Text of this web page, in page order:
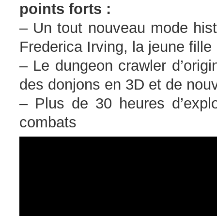
points forts :
– Un tout nouveau mode
Frederica Irving, la jeune fille
– Le dungeon crawler
des donjons en 3D et de
– Plus de 30 heures
combats